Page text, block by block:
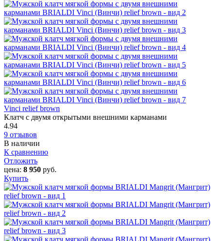
Vinci relief brown
Клатч с двумя открытыми внешними карманами
4.94
9 отзывов
В наличии
К сравнению
Отложить
цена: 8 950 руб.
Купить